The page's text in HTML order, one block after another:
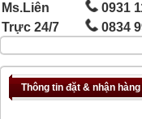
Ms.Liên
0931
Trực 24/7
0834
Thông tin đặt & nhận hàng